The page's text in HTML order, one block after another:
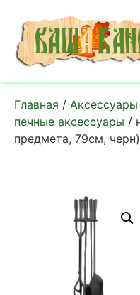
Главная /
печные аксессуары /
предмета, 79см, черн)